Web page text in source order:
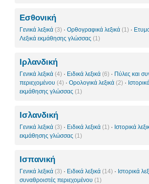
Εσθονική
Γενικά λεξικά (3) · Ορθογραφικά λεξικά (1) ·
Λεξικά εκμάθησης γλώσσας (1)
Ιρλανδική
Γενικά λεξικά (4) · Ειδικά λεξικά (6) · Πύλες και
περιεχομένου (4) · Ορολογικά λεξικά (2) ·
εκμάθησης γλώσσας (1)
Ισλανδική
Γενικά λεξικά (3) · Ειδικά λεξικά (1) · Ιστορικά
εκμάθησης γλώσσας (1)
Ισπανική
Γενικά λεξικά (3) · Ειδικά λεξικά (14) · Ιστορικά
συναθροιστές περιεχομένου (1)